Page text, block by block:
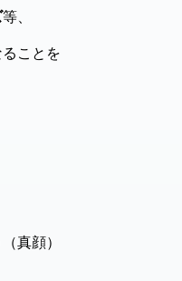
等、
ことを
真顔）